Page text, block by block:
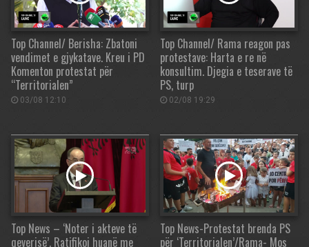
Top Channel/ Berisha: Zbatoni
vendimet e gjykatave. Kreu i PD
Komenton protestat për
“Territorialen”
03/08 12:10
Top Channel/ Rama reagon pas
protestave: Harta e re në
konsultim. Djegia e teserave të
PS, turp
02/08 19:29
Top News – ‘Noter i akteve të
qeverisë’. Ratifikoi huanë me
Top News-Protestat brenda PS
për ‘Territorialen’/Rama- Mos